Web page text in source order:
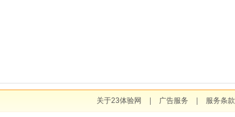
关于23体验网 广告服务 服务条款